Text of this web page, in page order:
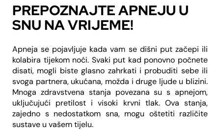
PREPOZNAJTE APNEJU U
SNU NA VRIJEME!
Apneja se pojavljuje kada vam se dišni put začepi ili
kolabira tijekom noći. Svaki put kad ponovno počnete
disati, mogli biste glasno zahrkati i probuditi sebe ili
svoga partnera, ukućana, možda i druge ljude u blizini.
Mnoga zdravstvena stanja povezana su s apnejom,
uključujući pretilost i visoki krvni tlak. Ova stanja,
zajedno s nedostatkom sna, mogu oštetiti različite
sustave u vašem tijelu.